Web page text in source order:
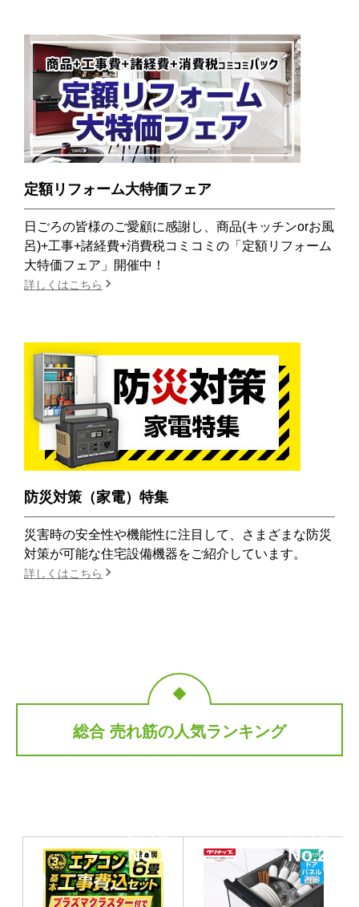
定額リフォーム大特価フェア
日ごろの皆様のご愛顧に感謝し、商品(キッチンorお風
呂)+工事+諸経費+消費税コミコミの「定額リフォーム
大特価フェア」開催中！
詳しくはこちら
防災対策（家電）特集
災害時の安全性や機能性に注目して、さまざまな防災
対策が可能な住宅設備機器をご紹介しています。
詳しくはこちら
総合 売れ筋の人気ランキング
当店人気
No.1
当店人気
No.2